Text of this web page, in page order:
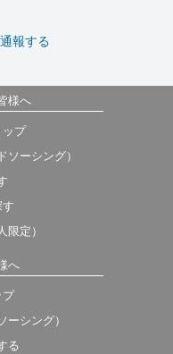
報する
様へ
ップ
ソーシング）
限定）
へ
プ
ーシング）
る